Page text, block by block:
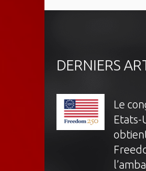
DERNIERS
Le
Etats-